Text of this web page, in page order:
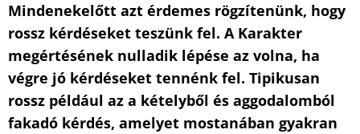
Mindenekelőtt azt érdemes rögzítenünk, hogy
rossz kérdéseket teszünk fel. A Karakter
megértésének nulladik lépése az volna, ha
végre jó kérdéseket tennénk fel. Tipikusan
rossz például az a kételyből és aggodalomból
fakadó kérdés, amelyet mostanában gyakran